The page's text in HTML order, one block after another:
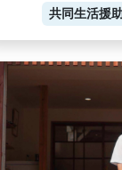
共同生活援